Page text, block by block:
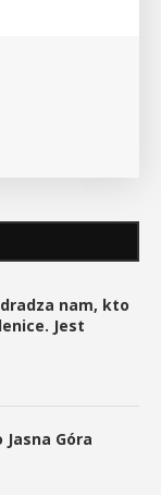
nam, kto
Jest
Góra